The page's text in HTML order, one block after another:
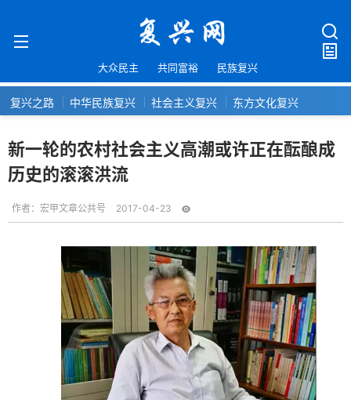
大众民主 共同富裕 民族复兴
复兴之路 中华民族复兴 社会主义复兴 东方文化复兴
新一轮的农村社会主义高潮或许正在酝酿成
历史的滚滚洪流
作者： 宏甲文章公共号 2017-04-23